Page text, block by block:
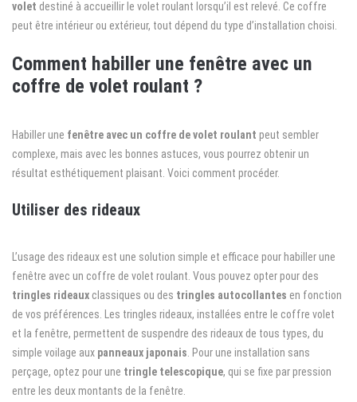
volet destiné à accueillir le volet roulant lorsqu’il est relevé. Ce coffre
peut être intérieur ou extérieur, tout dépend du type d’installation choisi.
Comment habiller une fenêtre avec un
coffre de volet roulant ?
Habiller une fenêtre avec un coffre de volet roulant peut sembler
complexe, mais avec les bonnes astuces, vous pourrez obtenir un
résultat esthétiquement plaisant. Voici comment procéder.
Utiliser des rideaux
L’usage des rideaux est une solution simple et efficace pour habiller une
fenêtre avec un coffre de volet roulant. Vous pouvez opter pour des
tringles rideaux classiques ou des tringles autocollantes en fonction
de vos préférences. Les tringles rideaux, installées entre le coffre volet
et la fenêtre, permettent de suspendre des rideaux de tous types, du
simple voilage aux panneaux japonais . Pour une installation sans
perçage, optez pour une tringle telescopique, qui se fixe par pression
entre les deux montants de la fenêtre.